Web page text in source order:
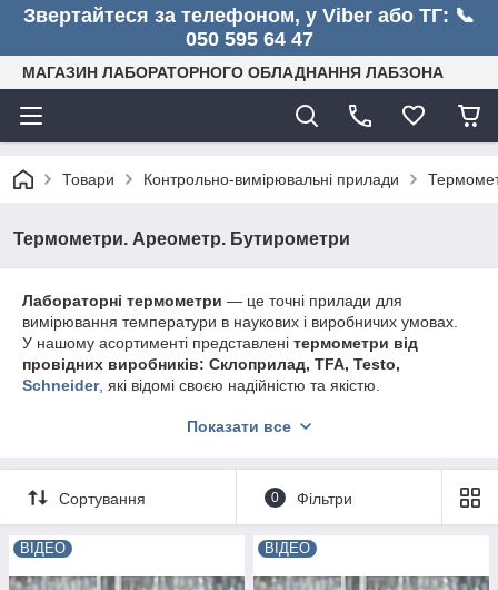
Звертайтеся за телефоном, у Viber або ТГ: 📞
050 595 64 47
МАГАЗИН ЛАБОРАТОРНОГО ОБЛАДНАННЯ ЛАБЗОНА
Товари Контрольно-вимірювальні прилади
Термометри. Ареометр. Бутирометри
Лабораторні термометри — це точні прилади для
вимірювання температури в наукових і виробничих умовах.
У нашому асортименті представлені термометри від
провідних виробників: Склоприлад, TFA, Testo,
Schneider, які відомі своєю надійністю та якістю.
підходять для хімічних, біологічних і фізичних лабораторій.
використанні, допомагаючи підтримувати точність
експериментів і контроль процесів.
Телефонуйте+380 50 595 64 47
Наша пошта
Показати все
Сортування 0 Фільтри
ВІДЕО ВІДЕО